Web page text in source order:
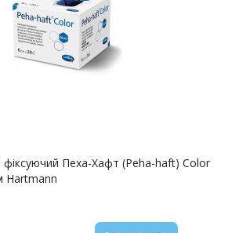
фіксуючий Пеха-Хафт (Peha-haft) Color
Hartmann